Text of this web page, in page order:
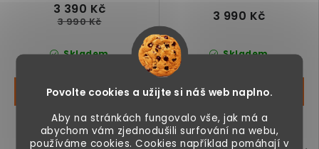
Povolte cookies a užijte si náš web naplno.
Aby na stránkách fungovalo vše, jak má a
abychom vám zjednodušili surfování na webu,
používáme cookies. Cookies například pomáhají v
Skladem
3 390 Kč
3 990 Kč
Retro houpací křeslo z
bukového dřeva, měkké
Skladem
3 990 Kč
Retro houpací křeslo z
bukového dřeva, měkké